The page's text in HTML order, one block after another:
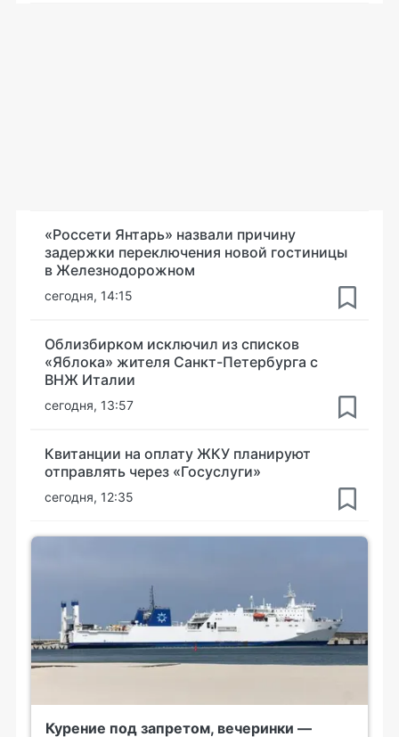
«Россети Янтарь» назвали причину
задержки переключения новой гостиницы
в Железнодорожном
сегодня, 14:15
Облизбирком исключил из списков
«Яблока» жителя Санкт-Петербурга с
ВНЖ Италии
сегодня, 13:57
Квитанции на оплату ЖКУ планируют
отправлять через «Госуслуги»
сегодня, 12:35
Курение под запретом, вечеринки —